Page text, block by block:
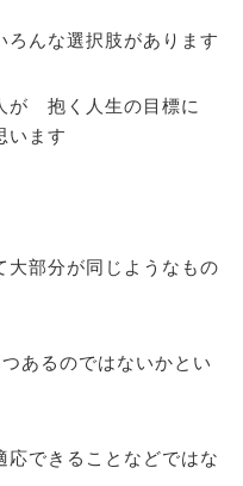
んな選択肢があります
が 抱く人生の目標に
います
部分が同じようなもの
あるのではないかとい
できることなどではな